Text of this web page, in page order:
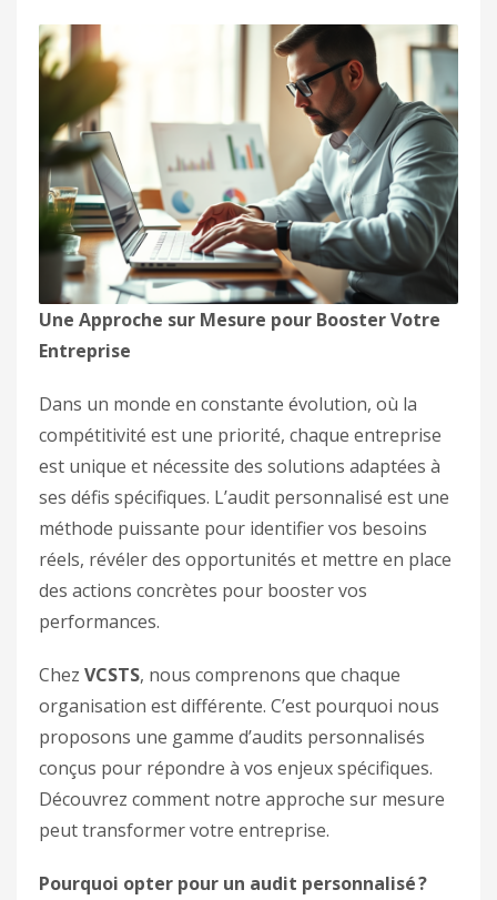
Une Approche sur Mesure pour Booster Votre
Entreprise
Dans un monde en constante évolution, où la
compétitivité est une priorité, chaque entreprise
est unique et nécessite des solutions adaptées à
ses défis spécifiques. L’audit personnalisé est une
méthode puissante pour identifier vos besoins
réels, révéler des opportunités et mettre en place
des actions concrètes pour booster vos
performances.
Chez VCSTS, nous comprenons que chaque
organisation est différente. C’est pourquoi nous
proposons une gamme d’audits personnalisés
conçus pour répondre à vos enjeux spécifiques.
Découvrez comment notre approche sur mesure
peut transformer votre entreprise.
Pourquoi opter pour un audit personnalisé ?